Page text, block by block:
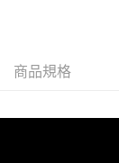
以上)免運費
以上)免運費
商品規格